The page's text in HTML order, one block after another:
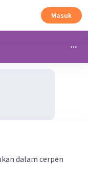
Masuk
dalam cerpen